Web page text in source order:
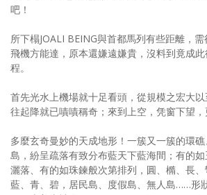
吧！
所下榻JOALI BEING與首都馬列有些距離，
飛機方能達，原本還嫌遠嫌貴，沒料到竟成
程。
首先光水上機場就十足看頭，從規模之宏大
往起降就已嘖嘖稱奇；來到上空，凭窗下望，
多麼玄奇曼妙的天成地形！一簇又一簇的環
島，紛呈疏落有致分布藍天下藍海間；有的
灑落、有的如珠鍊般次第排列，圓、橢、長、
藍、青、碧，居民島、度假島、無人島……形